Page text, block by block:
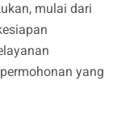
mulai dari
yang